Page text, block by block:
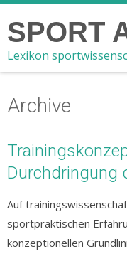
SPORT
Lexikon
Archive
Durchdringung
Auf
sportpraktischen
konzeptionellen